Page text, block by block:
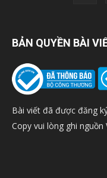
BẢN QUYỀN BÀI
Bài viết đã được đăng
Copy vui lòng ghi nguồn